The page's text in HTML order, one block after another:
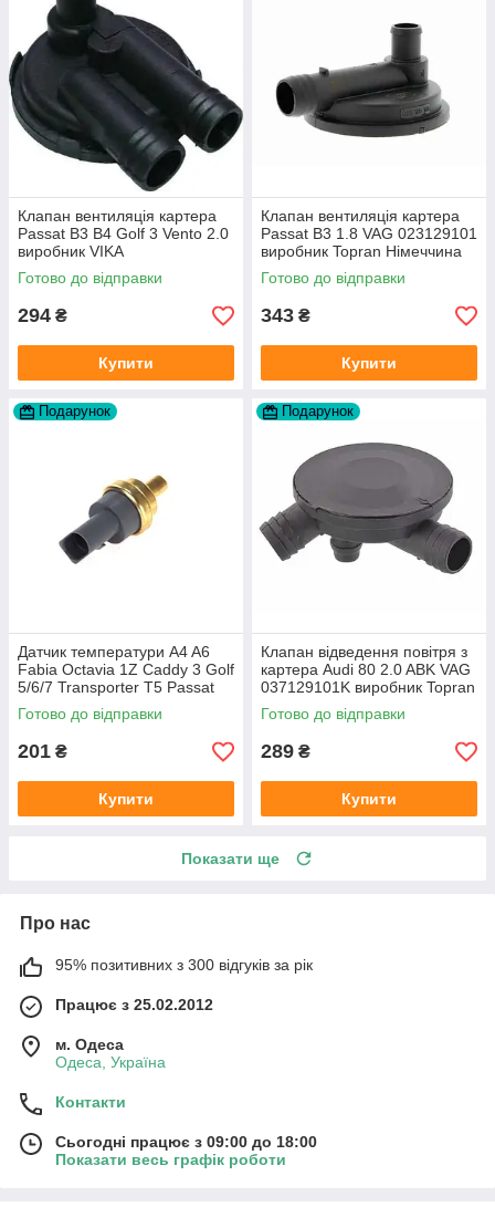
Клапан вентиляція картера
Passat B3 B4 Golf 3 Vento 2.0
виробник VIKA
Готово до відправки
294 ₴
Купити
Клапан вентиляція картера
Passat B3 1.8 VAG 023129101
виробник Topran Німеччина
Готово до відправки
343 ₴
Купити
Подарунок
Датчик температури A4 A6
Fabia Octavia 1Z Caddy 3 Golf
5/6/7 Transporter T5 Passat
B6 (колір сірий)
Готово до відправки
201 ₴
Купити
Подарунок
Клапан відведення повітря з
картера Audi 80 2.0 ABK VAG
037129101K виробник Topran
Німеччина
Готово до відправки
289 ₴
Купити
Показати ще
Про нас
95% позитивних з 300 відгуків за рік
Працює з 25.02.2012
м. Одеса
Одеса, Україна
Контакти
Сьогодні працює з 09:00 до 18:00
Показати весь графік роботи